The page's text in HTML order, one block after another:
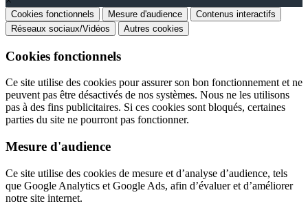
Cookies fonctionnels Mesure d'audience
Contenus interactifs
Réseaux sociaux/Vidéos
Autres cookies
Cookies fonctionnels
Ce site utilise des cookies pour assurer son bon fonctionnement et ne
peuvent pas être désactivés de nos systèmes. Nous ne les utilisons
pas à des fins publicitaires. Si ces cookies sont bloqués, certaines
parties du site ne pourront pas fonctionner.
Mesure d'audience
Ce site utilise des cookies de mesure et d’analyse d’audience, tels
que Google Analytics et Google Ads, afin d’évaluer et d’améliorer
notre site internet.